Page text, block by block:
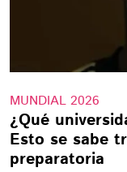
MUNDIAL 2026
¿Qué
Esto se sabe
preparatoria